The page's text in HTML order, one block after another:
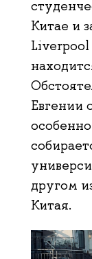
Китае и
Евгении
другом
Китая.